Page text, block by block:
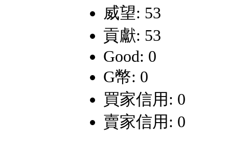
威望: 53
貢獻: 53
Good: 0
G幣: 0
買家信用: 0
賣家信用: 0